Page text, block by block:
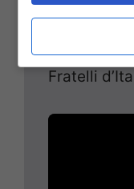
dal palco
Fratelli